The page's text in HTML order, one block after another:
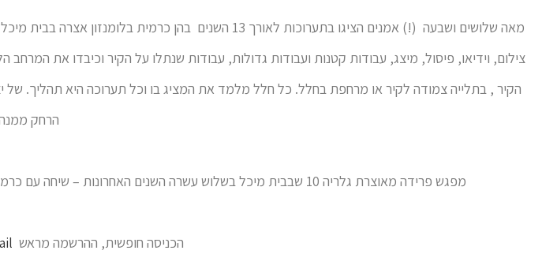
מאה שלושים ושבעה (!) אמנים הציגו בתערוכות לאורך 13 השנים
צילום, וידיאו, פיסול, מיצג, עבודות קטנות ועבודות גדולות, עבודות שנתלו על הקיר וכיבדו את
הקיר , בתלייה צמודה לקיר או מרחפת בחלל. כל חלל מלמד את המציג בו וכל תערוכה היא תהליך.
הרחק
מפגש פרידה מאוצרת גלריה 10 שבבית מיכל בשלוש עשרה השנים האחרונות – שיחה עם
הכניסה חופשית, ההרשמה מראש